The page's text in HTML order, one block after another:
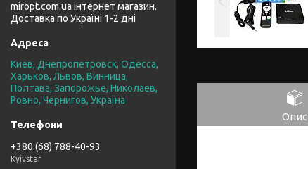
Опис
miropt.com.ua інтернет магазин.
Доставка по Україні 1-2 дні
Киев, Днепропетровск, Одесса,
Харьков, Львов, Винница,
Полтава, Запорожье, Николаев,
Ровно, Чернигов, Україна
+380 (68) 788-40-93
Kyivstar